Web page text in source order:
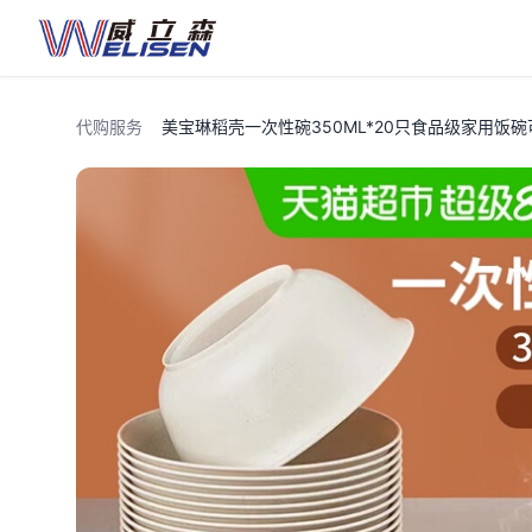
代购服务 美宝琳稻壳一次性碗350ML*20只食品级家用饭碗